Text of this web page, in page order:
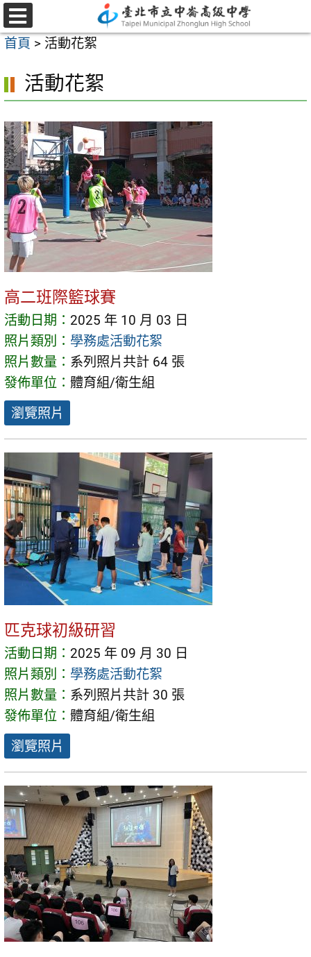
跳
至
主
內
區
選
單
首頁 > 活動花絮
活動花絮
高二班際籃球賽
活動日期： 2025 年 10 月 03 日
照片類別： 學務處活動花絮
照片數量： 系列照片共計 64 張
發佈單位： 體育組/衛生組
瀏覽照片
匹克球初級研習
活動日期： 2025 年 09 月 30 日
照片類別： 學務處活動花絮
照片數量： 系列照片共計 30 張
發佈單位： 體育組/衛生組
瀏覽照片